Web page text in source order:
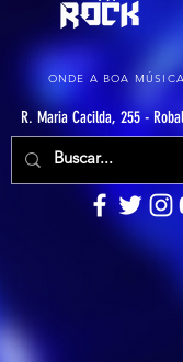
ONDE A BOA
R. Maria Cacilda, 255 -